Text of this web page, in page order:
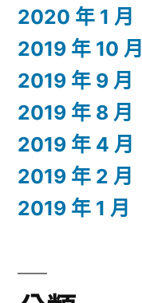
2020 年 1 月
2019 年 10 月
2019 年 9 月
2019 年 8 月
2019 年 4 月
2019 年 2 月
2019 年 1 月